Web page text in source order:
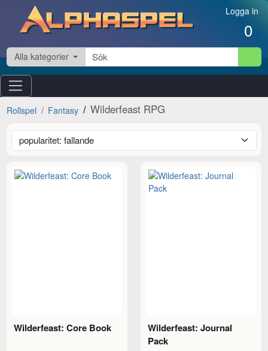
Hoppa till innehåll Logga in
0
Alla kategorier
Rollspel Fantasy Wilderfeast RPG
Wilderfeast: Core Book
Wilderfeast: Journal
Pack